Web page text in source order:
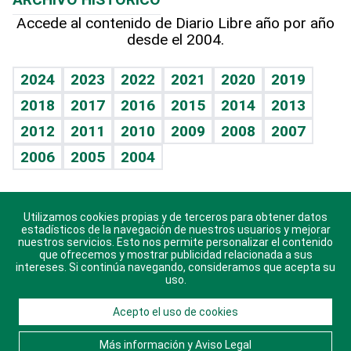
Hablando con el pediatra
Vida y familia
Eñe
Celebrando la vida
Sin complejos
En pocas palabras
Escuchando al corazón
Economía Personal
Línea de hit
TBT Deportivo
Hecho en casa
Guía del dinero
Cumpleaños
Horóscopos
Crucigramas
Accede al contenido de Diario Libre año por año
desde el 2004.
2024 2023 2022 2021 2020
2019
2018
2017 2016 2015 2014
2013
2012
2011 2010 2009 2008
2007
2006
2005 2004
Descarga nuestras aplicaciones para Android, iOS y
sistema Huawei.
© 2021 Diario Libre, todos los derechos reservados.
Consulta elAviso Legal. Ponte en Contacto
Utilizamos cookies propias y de terceros para obtener datos
estadísticos de la navegación de nuestros usuarios y mejorar
nuestros servicios. Esto nos permite personalizar el contenido
que ofrecemos y mostrar publicidad relacionada a sus
intereses. Si continúa navegando, consideramos que acepta su
uso.
Acepto el uso de cookies
Más información y Aviso Legal